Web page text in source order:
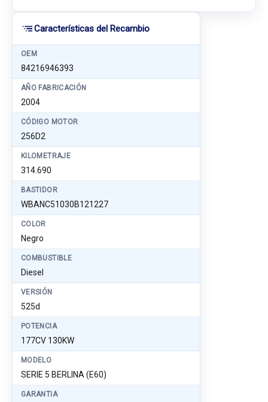
Características del Recambio
OEM
84216946393
AÑO FABRICACIÓN
2004
CÓDIGO MOTOR
256D2
KILOMETRAJE
314.690
BASTIDOR
WBANC51030B121227
COLOR
Negro
COMBUSTIBLE
Diesel
VERSIÓN
525d
POTENCIA
177CV 130KW
MODELO
SERIE 5 BERLINA (E60)
GARANTIA